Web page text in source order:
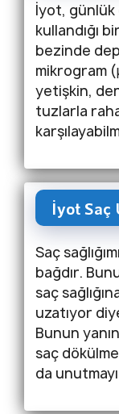
İyot, günlük
kullandığı
bezinde
mikrogram
yetişkin,
tuzlarla
İyot Saç
Saç
bağdır.
saç
uzatıyor
Bunun
saç
da